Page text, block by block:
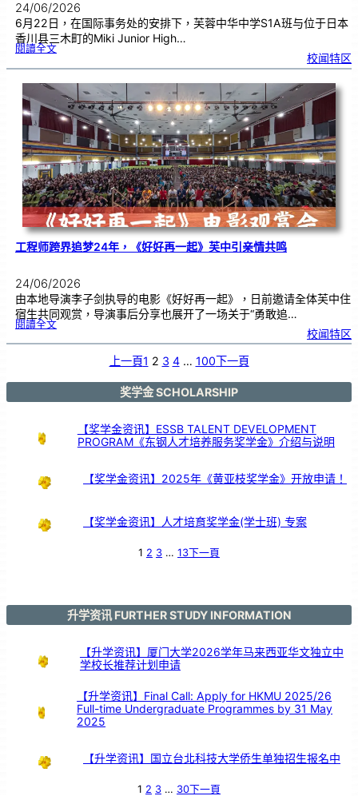
24/06/2026
6月22日，在国际事务处的安排下，芙蓉中华中学S1A班与位于日本
香川县三木町的Miki Junior High…
閱讀全文:芙
日
友
校
线
上
流
|传
统
游
戏
连
结
跨
国
友
谊
校闻特区
工程师跨界追梦24年，《好好再一起》芙中引亲情共鸣
24/06/2026
由本地导演李子剑执导的电影《好好再一起》，日前邀请全体芙中住
宿生共同观赏，导演事后分享也展开了一场关于“勇敢追…
閱讀全文:工
跨
，
好
校闻特区
上一頁1 2 3 4 … 100下一頁
奖学金 SCHOLARSHIP
【奖学金资讯】ESSB TALENT DEVELOPMENT
PROGRAM《东钢人才培养服务奖学金》介绍与说明
【奖学金资讯】2025年《黄亚枝奖学金》开放申请！
【奖学金资讯】人才培育奖学金(学士班) 专案
1 2 3 … 13下一頁
升学资讯 FURTHER STUDY INFORMATION
【升学资讯】厦门大学2026学年马来西亚华文独立中
学校长推荐计划申请
【升学资讯】Final Call: Apply for HKMU 2025/26
Full-time Undergraduate Programmes by 31 May
2025
【升学资讯】国立台北科技大学侨生单独招生报名中
1 2 3 … 30下一頁